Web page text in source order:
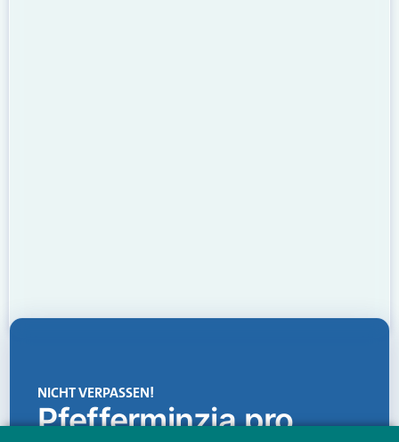
NICHT VERPASSEN!
Pfefferminzia.pro